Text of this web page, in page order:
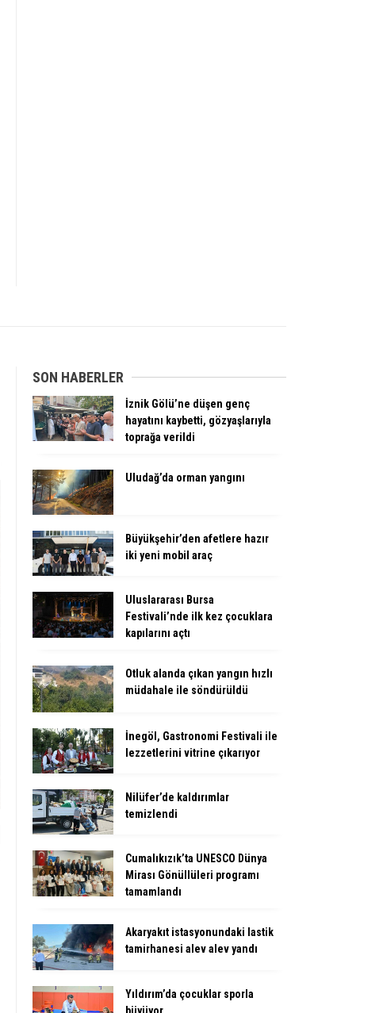
SON HABERLER
İznik Gölü’ne düşen genç
hayatını kaybetti, gözyaşlarıyla
toprağa verildi
Uludağ’da orman yangını
Büyükşehir’den afetlere hazır
iki yeni mobil araç
Uluslararası Bursa
Festivali’nde ilk kez çocuklara
kapılarını açtı
Otluk alanda çıkan yangın hızlı
müdahale ile söndürüldü
İnegöl, Gastronomi Festivali ile
lezzetlerini vitrine çıkarıyor
Nilüfer’de kaldırımlar
temizlendi
Cumalıkızık’ta UNESCO Dünya
Mirası Gönüllüleri programı
tamamlandı
Akaryakıt istasyonundaki lastik
tamirhanesi alev alev yandı
Yıldırım’da çocuklar sporla
büyüyor